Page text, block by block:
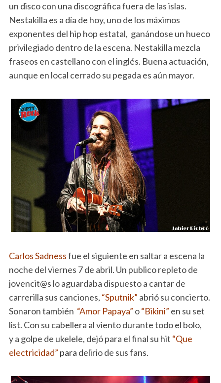
un disco con una discográfica fuera de las islas.
Nestakilla es a día de hoy, uno de los máximos
exponentes del hip hop estatal, ganándose un hueco
privilegiado dentro de la escena. Nestakilla mezcla
fraseos en castellano con el inglés. Buena actuación,
aunque en local cerrado su pegada es aún mayor.
Carlos Sadnessfue el siguiente en saltar a escena la
noche del viernes 7 de abril. Un publico repleto de
jovencit@s lo aguardaba dispuesto a cantar de
carrerilla sus canciones, “Sputnik” abrió su concierto.
Sonaron también “Amor Papaya” o“Bikini” en su set
list. Con su cabellera al viento durante todo el bolo,
y a golpe de ukelele, dejó para el final su hit “Que
electricidad” para delirio de sus fans.